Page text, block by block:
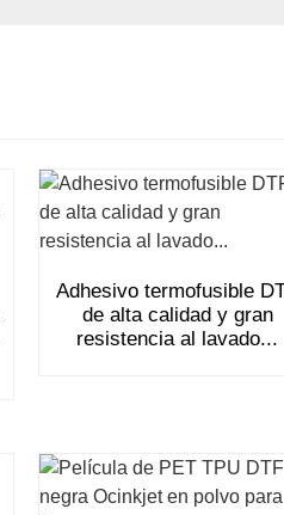
Adhesivo termofusible
de alta calidad y gran
resistencia al lavado...